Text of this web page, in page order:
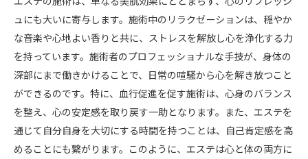
ュにも大いに寄与します。施術中のリラクゼーションは、穏やか
な音楽や心地よい香りと共に、ストレスを解放し心を浄化する力
を持っています。施術者のプロフェッショナルな手技が、身体の
深部にまで働きかけることで、日常の喧騒から心を解き放つこと
ができるのです。特に、血行促進を促す施術は、心身のバランス
を整え、心の安定感を取り戻す一助となります。また、エステを
通じて自分自身を大切にする時間を持つことは、自己肯定感を高
めることにも繋がります。このように、エステは心と体の両方に